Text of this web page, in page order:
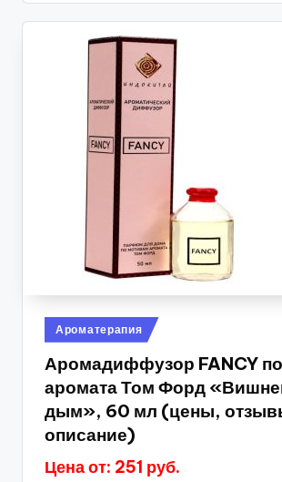
Опубликовано
в
Ароматерапия
Аромадиффузор FANCY
аромата Том Форд
дым», 60 мл (цены,
описание)
Цена от: 251 руб.